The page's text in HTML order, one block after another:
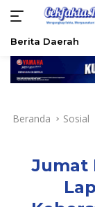
Langsung
Berita Daerah
Beranda Sosial
Jumat